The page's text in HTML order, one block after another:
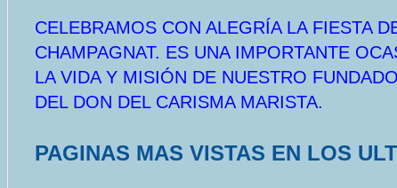
CELEBRAMOS CON ALEGRÍA LA FIESTA
CHAMPAGNAT. ES UNA IMPORTANTE
LA VIDA Y MISIÓN DE NUESTRO
DEL DON DEL CARISMA MARISTA.
PAGINAS MAS VISTAS EN LOS